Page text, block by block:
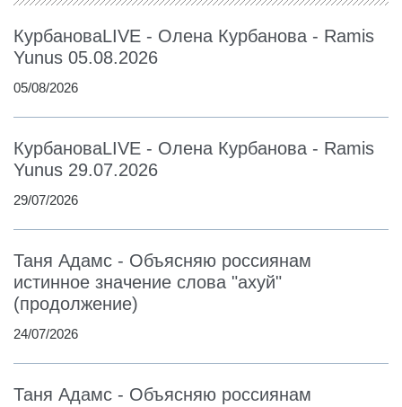
КурбановаLIVE - Олена Курбанова - Ramis
Yunus 05.08.2026
05/08/2026
КурбановаLIVE - Олена Курбанова - Ramis
Yunus 29.07.2026
29/07/2026
Таня Адамс - Объясняю россиянам
истинное значение слова "ахуй"
(продолжение)
24/07/2026
Таня Адамс - Объясняю россиянам